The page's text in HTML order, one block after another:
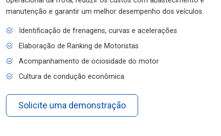
manutenção e garantir um melhor desempenho dos veículos.
Identificação de frenagens, curvas e acelerações
Elaboração de Ranking de Motoristas
Acompanhamento de ociosidade do motor
Cultura de condução econômica
Solicite uma demonstração